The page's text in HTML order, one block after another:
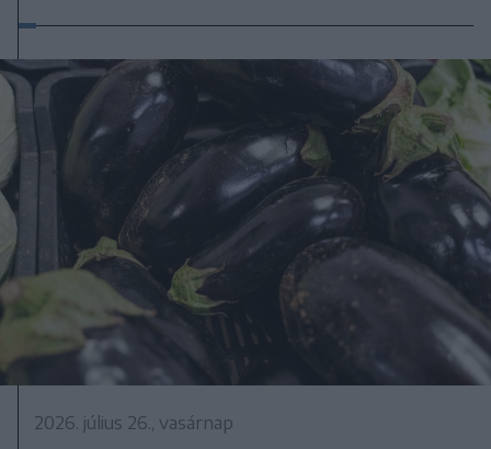
2026. július 26., vasárnap